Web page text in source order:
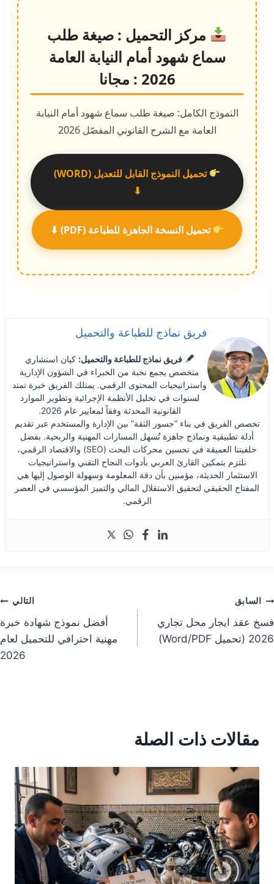
مركز التحميل : صيغة طلب
سماع شهود أمام النيابة العامة
2026 : مجانا
النموذج الكامل: صيغة طلب سماع شهود أمام النيابة
العامة مع الشرح القانوني المفصّل 2026
تحميل النموذج القابل للتعديل (WORD)
⬇
تحميل النسخة الجاهزة للطباعة (PDF) ⬇
فريق نماذج للطباعة والتحميل
فريق نماذج للطباعة والتحميل: كيان استشاري
متخصص يجمع نخبة من الخبراء في الشؤون الإدارية
واستراتيجيات المحتوى الرقمي. يمتلك الفريق خبرة تمتد
لسنوات في تحليل الأنظمة الإجرائية وتطوير الموارد
القانونية المحدثة وفقاً لمعايير عام 2026.
تخصص الفريق في بناء “جسور الثقة” بين الإدارة والمستخدم عبر تقديم
أدلة تطبيقية ونماذج جاهزة تُسهل المسارات المهنية والربحية. بفضل
خلفيتنا العميقة في تحسين محركات البحث (SEO) والاقتصاد الرقمي،
نلتزم بتمكين القارئ العربي بأدوات النجاح التقني واستراتيجيات
الاستثمار الحديثة، مؤمنين بأن دقة المعلومة وسهولة الوصول إليها هي
المفتاح الحقيقي لتحقيق الاستقلال المالي والتميز المؤسسي في العصر
الرقمي.
تصفّح
المقالات
السابق
فسخ عقد ايجار محل تجاري
2026 (تحميل Word/PDF)
التالي
أفضل نموذج شهادة خبرة
مهنية احترافي للتحميل لعام
2026
مقالات ذات الصلة